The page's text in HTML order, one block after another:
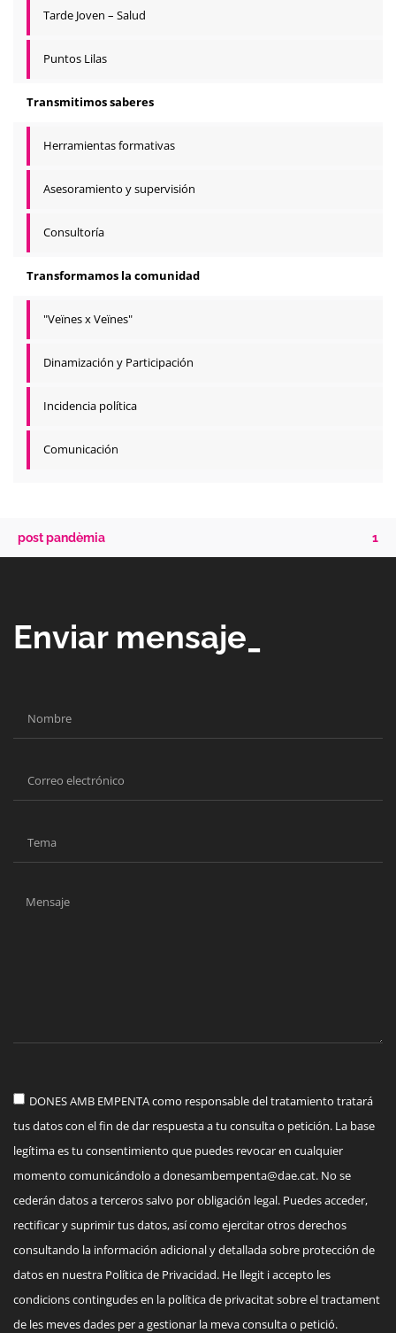
Tarde Joven – Salud
Puntos Lilas
Transmitimos saberes
Herramientas formativas
Asesoramiento y supervisión
Consultoría
Transformamos la comunidad
"Veïnes x Veïnes"
Dinamización y Participación
Incidencia política
Comunicación
post pandèmia 1
Enviar mensaje_
DONES AMB EMPENTA como responsable del tratamiento tratará
tus datos con el fin de dar respuesta a tu consulta o petición. La base
legítima es tu consentimiento que puedes revocar en cualquier
momento comunicándolo adonesambempenta@dae.cat. No se
cederán datos a terceros salvo por obligación legal. Puedes acceder,
rectificar y suprimir tus datos, así como ejercitar otros derechos
consultando la información adicional y detallada sobre protección de
datos en nuestra Política de Privacidad. He llegit i accepto les
condicions contingudes en la política de privacitat sobre el tractament
de les meves dades per a gestionar la meva consulta o petició.